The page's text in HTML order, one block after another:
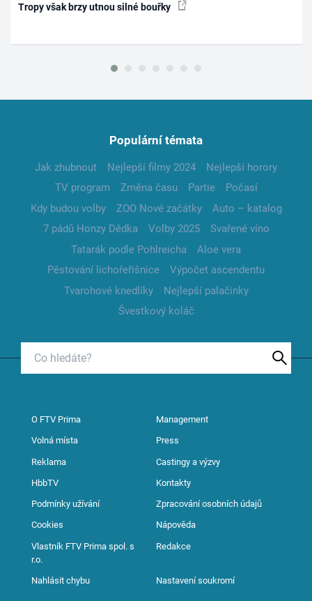
Tropy však brzy utnou silné bouřky
Populární témata
Jak zhubnout Nejlepší filmy 2024
Nejlepší horory
TV program
Změna času Partie
Počasí
Kdy budou volby
ZOO Nové začátky
Auto – katalog
7 pádů Honzy Dědka
Volby 2025
Svařené víno
Tatarák podle Pohlreicha
Aloe vera
Pěstování lichořeřišnice
Výpočet ascendentu
Tvarohové knedlíky
Nejlepší palačinky
Švestkový koláč
O FTV Prima Management
Volná místa Press
Reklama Castingy a výzvy
HbbTV Kontakty
Podmínky užívání Zpracování osobních údajů
Cookies Nápověda
Vlastník FTV Prima spol. s
r.o.
Redakce
Nahlásit chybu Nastavení soukromí